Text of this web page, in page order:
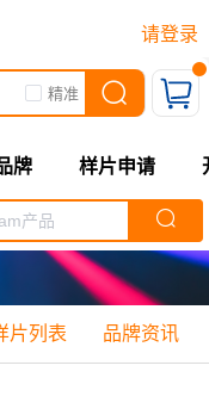
请登录
精准
牌 样片申请
片列表 品牌资讯